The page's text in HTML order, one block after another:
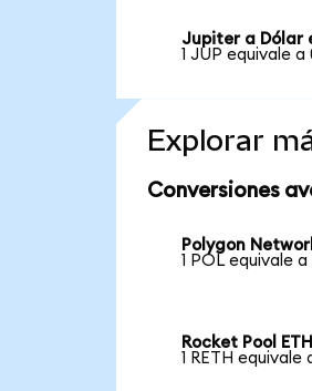
Jupiter a Dólar
1 JUP equivale a
Explorar
Conversiones
Polygon
1 POL equivale
Rocket Pool
1 RETH equivale